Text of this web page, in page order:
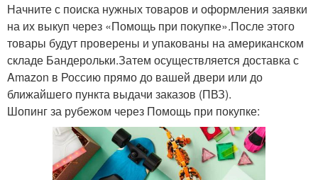
Начните с поиска нужных товаров и оформления заявки
на их выкуп через «Помощь при покупке».После этого
товары будут проверены и упакованы на американском
складе Бандерольки.Затем осуществляется доставка с
Amazon в Россию прямо до вашей двери или до
ближайшего пункта выдачи заказов (ПВЗ).
Шопинг за рубежом через Помощь при покупке: